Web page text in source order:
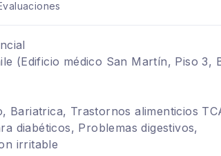
(Edificio médico San Martín, Piso 3,
Bariatrica, Trastornos alimenticios
diabéticos, Problemas digestivos,
irritable